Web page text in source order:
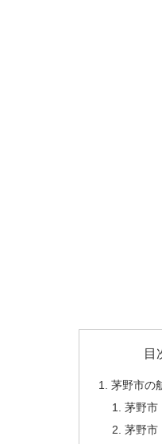
目
茅野市の
茅野市
茅野市